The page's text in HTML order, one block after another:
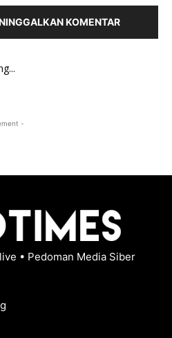
KOMENTAR
-
• Pedoman Media Siber